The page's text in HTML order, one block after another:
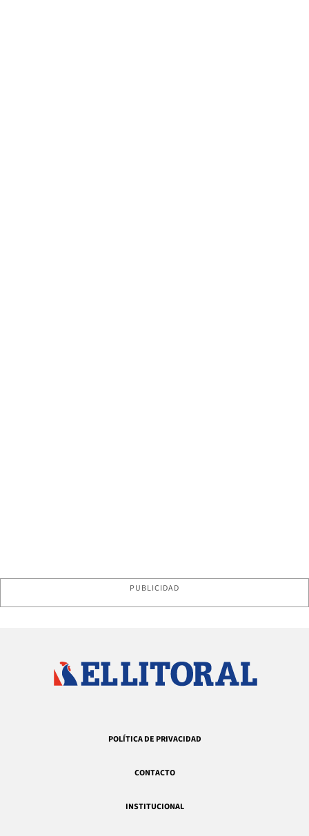
PUBLICIDAD
POLÍTICA DE PRIVACIDAD
CONTACTO
INSTITUCIONAL